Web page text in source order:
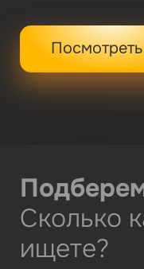
Сколько
ищете?